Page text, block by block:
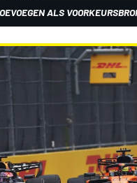
ALS